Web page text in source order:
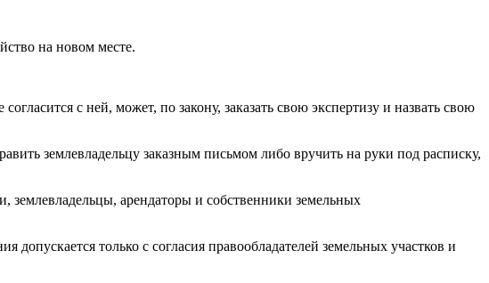
на новом месте.
с ней, может, по закону, заказать свою экспертизу и назвать свою
землевладельцу заказным письмом либо вручить на руки под расписку,
землевладельцы, арендаторы и собственники земельных
только с согласия правообладателей земельных участков и